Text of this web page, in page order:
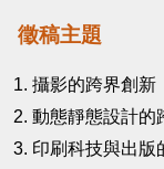
徵稿主題
1. 攝影的跨界創新
2. 動態靜態設計的
3. 印刷科技與出版